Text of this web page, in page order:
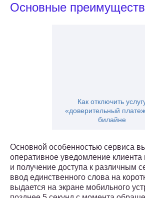
Основные
Как отключить
«доверительный
билайне
Основной особенностью сервиса
оперативное уведомление клиента
и получение доступа к различным
ввод единственного слова на
выдается на экране мобильного